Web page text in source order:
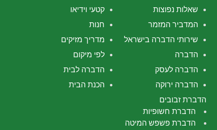
קטעי וידיאו
שאלות נפוצות
חנות
המדביר המזמר
מדריך מזיקים
שירותי הדברה בישראל
לפי מיקום
הדברה
הדברה לבית
הדברה לעסק
הכנת הבית
הדברה ירוקה
הדברת זבובים
הדברת חשופיות
הדברת פשפש המיטה